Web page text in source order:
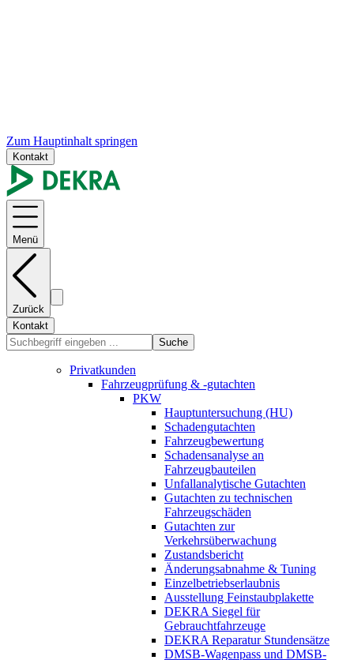
Zum Hauptinhalt springen
Kontakt
Menü
Zurück
Kontakt
Suche
Privatkunden
Fahrzeugprüfung & -gutachten
PKW
Hauptuntersuchung (HU)
Schadengutachten
Fahrzeugbewertung
Schadensanalyse an
Fahrzeugbauteilen
Unfallanalytische Gutachten
Gutachten zu technischen
Fahrzeugschäden
Gutachten zur
Verkehrsüberwachung
Zustandsbericht
Änderungsabnahme & Tuning
Einzelbetriebserlaubnis
Ausstellung Feinstaubplakette
DEKRA Siegel für
Gebrauchtfahrzeuge
DEKRA Reparatur Stundensätze
DMSB-Wagenpass und DMSB-